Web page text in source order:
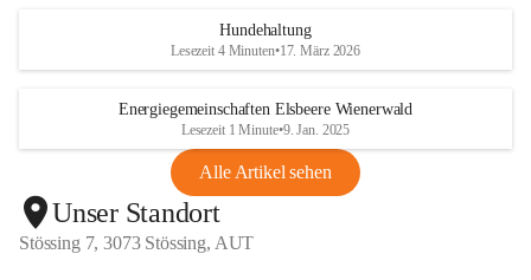
Hundehaltung
Lesezeit 4 Minuten•17. März 2026
Energiegemeinschaften Elsbeere Wienerwald
Lesezeit 1 Minute•9. Jan. 2025
Alle Artikel sehen
Unser Standort
Stössing 7, 3073 Stössing, AUT